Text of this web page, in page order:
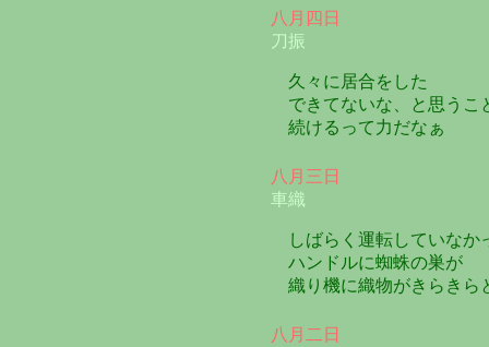
八月四日
刀振
久々に居合をした
できてないな、と思うこ
続けるって力だなぁ
八月三日
車織
しばらく運転していなか
ハンドルに蜘蛛の巣が
織り機に織物がきらきら
八月二日